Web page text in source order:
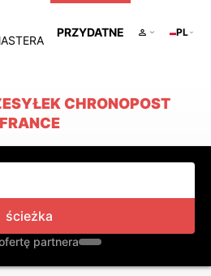
PRZYDATNE PL
CHRONOPOST
FRANCE
ścieżka
partnera